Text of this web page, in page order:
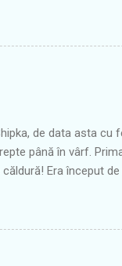
mod de viaţă preţuit
an de ziua
Sfântului Petru, se
dintre ritualuri
de data asta cu
până în vârf.
Era început
de la hotel în urmă
fiind drumul de
datorită curbelor